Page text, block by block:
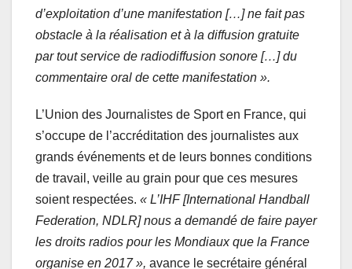
d’exploitation d’une manifestation […] ne fait pas
obstacle à la réalisation et à la diffusion gratuite
par tout service de radiodiffusion sonore […] du
commentaire oral de cette manifestation ».
L’Union des Journalistes de Sport en France, qui
s’occupe de l’accréditation des journalistes aux
grands événements et de leurs bonnes conditions
de travail, veille au grain pour que ces mesures
soient respectées. « L’IHF [International Handball
Federation, NDLR] nous a demandé de faire payer
les droits radios pour les Mondiaux que la France
organise en 2017 », avance le secrétaire général